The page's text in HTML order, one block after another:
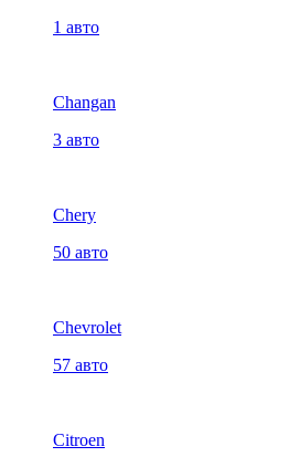
1 авто
Changan
3 авто
Chery
50 авто
Chevrolet
57 авто
Citroen